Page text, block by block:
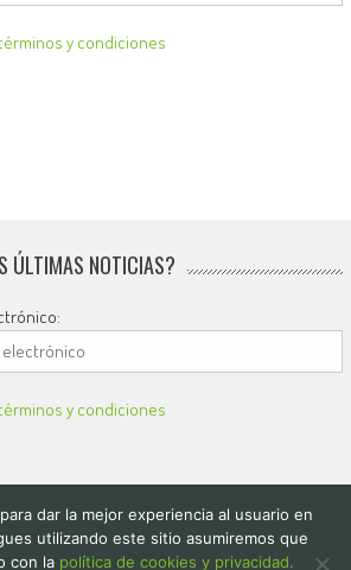
y condiciones
ÚLTIMAS NOTICIAS?
y condiciones
dar la mejor experiencia al usuario en
utilizando este sitio asumiremos que
con la política de cookies y privacidad.